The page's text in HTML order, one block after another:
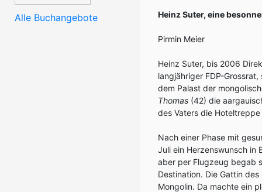
Alle Buchangebote Heinz Suter, eine
Pirmin Meier
Heinz Suter, bis 2006
langjähriger FDP-
dem Palast der
Thomas (42) die
des Vaters die
Nach einer Phase mit
Juli ein Herzenswunsch in
aber per Flugzeug begab
Destination. Die Gattin
Mongolin. Da machte ein